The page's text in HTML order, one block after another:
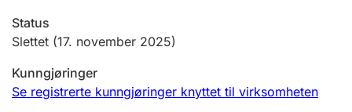
Jeger
Status
Slettet (17. november 2025)
Kunngjøringer
Se registrerte kunngjøringer knyttet til virksomheten